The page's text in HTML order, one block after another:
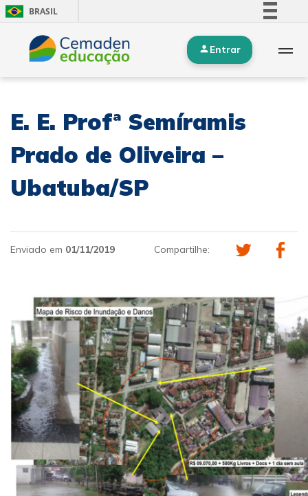
BRASIL
Simplifique!
Comunica BR
Legislação
Entrar
E. E. Profª Semíramis
Prado de Oliveira –
Ubatuba/SP
Enviado em 01/11/2019 Compartilhe: